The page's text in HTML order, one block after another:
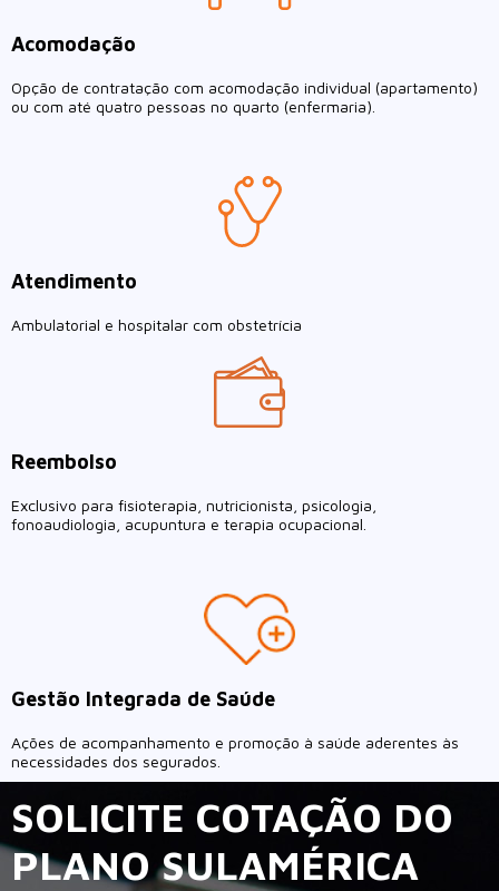
Acomodação
Opção de contratação com acomodação individual (apartamento)
ou com até quatro pessoas no quarto (enfermaria).
Atendimento
Ambulatorial e hospitalar com obstetrícia
Reembolso
Exclusivo para fisioterapia, nutricionista, psicologia,
fonoaudiologia, acupuntura e terapia ocupacional.
Gestão Integrada de Saúde
Ações de acompanhamento e promoção à saúde aderentes às
necessidades dos segurados.
SOLICITE COTAÇÃO DO
PLANO SULAMÉRICA